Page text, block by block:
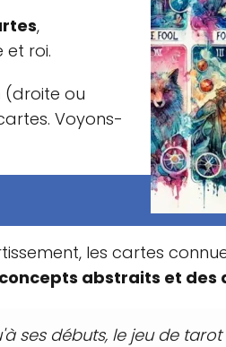
,
et roi.
(droite ou
Voyons-
les cartes
abstraits et des
ses débuts, le jeu de tarot